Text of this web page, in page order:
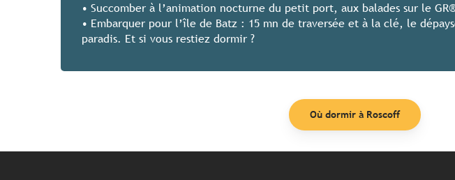
• Succomber à l’animation nocturne du petit port, aux balades sur le
• Embarquer pour l’île de Batz : 15 mn de traversée et à la clé, le
paradis. Et si vous restiez dormir ?
Où dormir à Roscoff